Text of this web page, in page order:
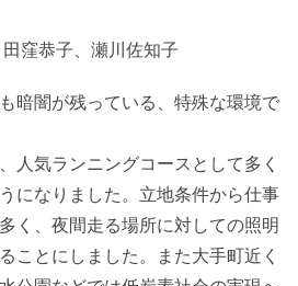
窪恭子、瀬川佐知子
暗闇が残っている、特殊な環境で
人気ランニングコースとして多く
になりました。立地条件から仕事
く、夜間走る場所に対しての照明
ことにしました。また大手町近く